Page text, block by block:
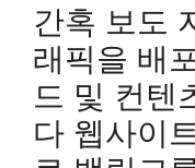
간혹 보도
래픽을 배
드 및 컨텐
다 웹사이